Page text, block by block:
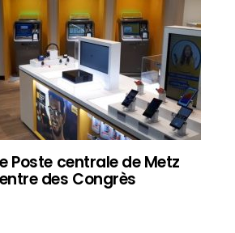
Poste centrale de Metz
des Congrès